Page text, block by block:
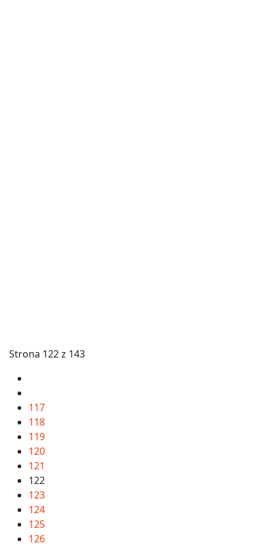
Strona 122 z 143
117
118
119
120
121
122
123
124
125
126